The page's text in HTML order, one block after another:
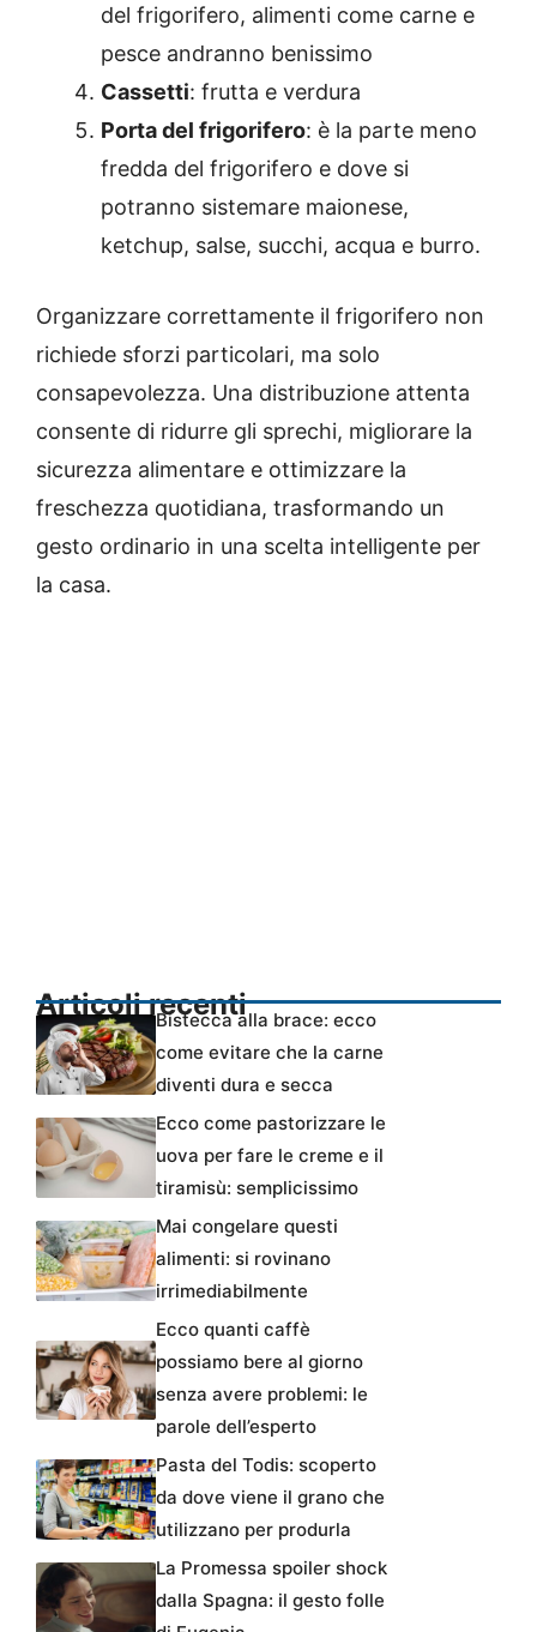
del frigorifero, alimenti come carne e
pesce andranno benissimo
Cassetti: frutta e verdura
Porta del frigorifero: è la parte meno
fredda del frigorifero e dove si
potranno sistemare maionese,
ketchup, salse, succhi, acqua e burro.
Organizzare correttamente il frigorifero non
richiede sforzi particolari, ma solo
consapevolezza. Una distribuzione attenta
consente di ridurre gli sprechi, migliorare la
sicurezza alimentare e ottimizzare la
freschezza quotidiana, trasformando un
gesto ordinario in una scelta intelligente per
la casa.
Articoli recentiBistecca alla brace: ecco
come evitare che la carne
diventi dura e secca
Ecco come pastorizzare le
uova per fare le creme e il
tiramisù: semplicissimo
Mai congelare questi
alimenti: si rovinano
irrimediabilmente
Ecco quanti caffè
possiamo bere al giorno
senza avere problemi: le
parole dell’esperto
Pasta del Todis: scoperto
da dove viene il grano che
utilizzano per produrla
La Promessa spoiler shock
dalla Spagna: il gesto folle